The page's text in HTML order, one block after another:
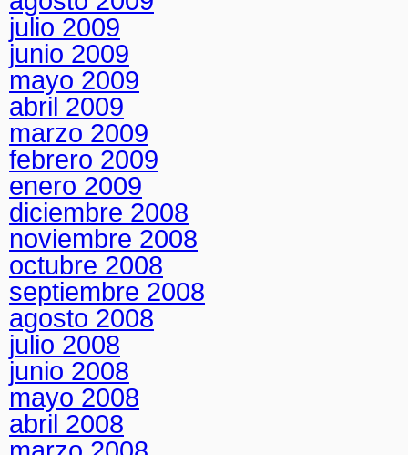
julio 2009
junio 2009
mayo 2009
abril 2009
marzo 2009
febrero 2009
enero 2009
diciembre 2008
noviembre 2008
octubre 2008
septiembre 2008
agosto 2008
julio 2008
junio 2008
mayo 2008
abril 2008